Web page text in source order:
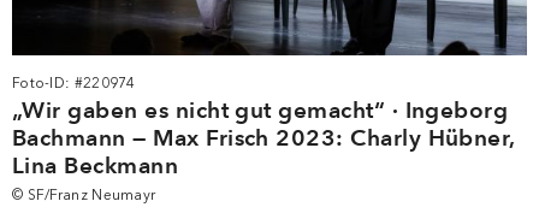
Foto-ID: #220974
„Wir gaben es nicht gut gemacht“ · Ingeborg
Bachmann — Max Frisch 2023: Charly Hübner,
Lina Beckmann
© SF/Franz Neumayr